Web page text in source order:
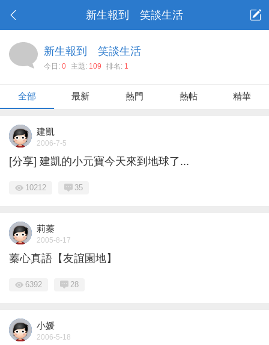
新生報到 笑談生活
新生報到 笑談生活
今日: 0 主題: 109 排名: 1
全部 最新 熱門 熱帖 精華
建凱
2006-7-5
[分享] 建凱的小元寶今天來到地球了...
10212 35
莉蓁
2005-8-17
蓁心真語【友誼園地】
6392 28
小媛
2006-5-18